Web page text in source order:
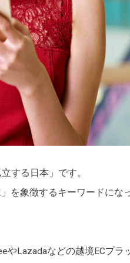
する日本」です。
を象徴するキーワードにな
やLazadaなどの越境ECプラ